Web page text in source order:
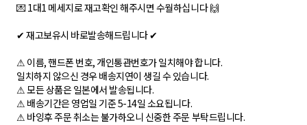
💌 1대1 메세지로 재고확인 해주시면 수월하십니다 🙌
✔ 재고보유시 바로발송해드립니다 ✔
⚠ 이름, 핸드폰 번호, 개인통관번호가 일치해야 합니다.
일치하지 않으신 경우 배송지연이 생길 수 있습니다.
⚠ 모든 상품은 일본에서 발송됩니다.
⚠ 배송기간은 영업일 기준 5-14일 소요됩니다.
⚠ 바잉후 주문 취소는 불가하오니 신중한 주문 부탁드립니다.